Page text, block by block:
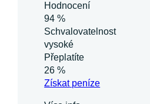
Hodnocení
94 %
Schvalovatelnost
vysoké
Přeplatíte
26 %
Získatpeníze